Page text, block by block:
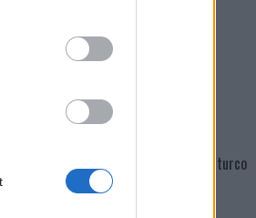
Martina Agostina Diturco